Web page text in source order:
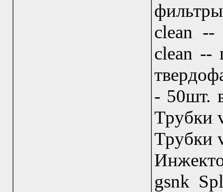
clean --
clean --
- 50шт.
Трубки
Трубки
gsnk